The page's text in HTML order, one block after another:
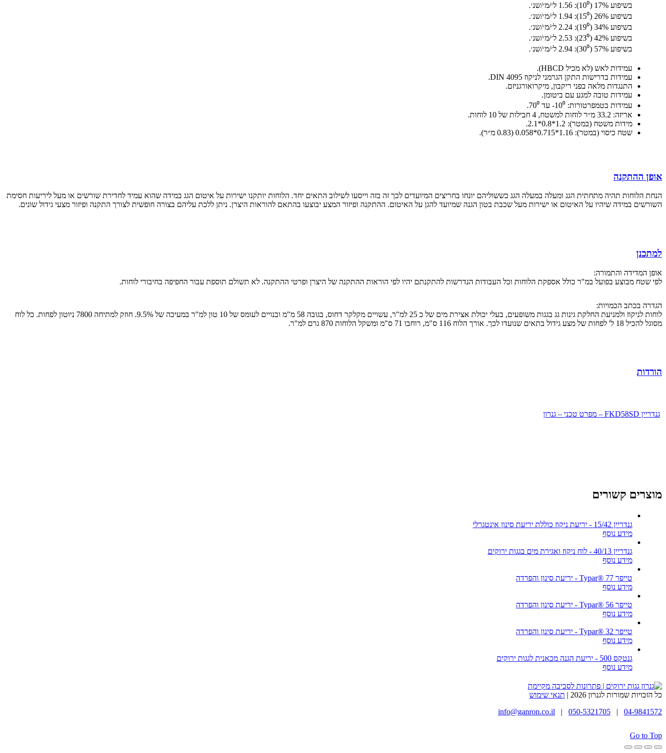
בשיפוע 17% (10⁰): 1.56 ל׳/מ׳/שנ׳.
בשיפוע 26% (15⁰): 1.94 ל׳/מ׳/שנ׳.
בשיפוע 34% (19⁰): 2.24 ל׳/מ׳/שנ׳.
בשיפוע 42% (23⁰): 2.53 ל׳/מ׳/שנ׳.
בשיפוע 57% (30⁰): 2.94 ל׳/מ׳/שנ׳.
עמידות לאש (לא מכיל HBCD).
עמידות בדרישות התקן הגרמני לניקוז DIN 4095.
התנגדות מלאה בפני ריקבון, מיקרואורגניזם.
עמידות טובה למגע עם ביטומן.
עמידות בטמפרטורות: 10⁰- עד 70⁰.
אריזה: 33.2 מ״ר לוחות למשטח, 4 חבילות של 10 לוחות.
מידות משטח (במטר): 1.2*0.8*2.1.
שטח כיסוי (במטר): 1.16*0.715*0.058 (0.83 מ״ר).
אופן ההתקנה
הנחת הלוחות תהיה מתחתית הגג ומעלה במעלה הגג כששוליהם יונחו בחריצים המיועדים לכך זה בזה וייסעו לשילוב התאים יחד. הלוחות יותקנו ישירות על איטום הגג במידה שהוא עמיד לחדירת שורשים או מעל ליריעות חסימת
השורשים במידה שיהיו על האיטום או ישירות מעל שכבת בטון הגנה שמיועד להגן על האיטום. ההתקנה ופיזור המצע יבוצעו בהתאם להוראות היצרן. ניתן ללכת עליהם בצורה חופשית לצורך התקנה ופיזור מצעי גידול שונים.
למתכנן
אופן המדידה והתמורה:
לפי שטח מבוצע בפועל במ"ר כולל אספקת הלוחות וכל העבודות הנדרשות להתקנתם יהיו לפי הוראות ההתקנה של היצרן ופרטי ההתקנה. לא תשולם תוספת עבור החפיפה בחיבורי לוחות.
הגדרה בכתב הכמויות:
לוחות לניקוז ולמניעת החלקת גינות גג בגגות משופעים, בעלי יכולת אצירת מים של כ 25 למ"ר, עשויים מקלקר דחוס, בגובה 58 מ"מ ובנויים לעומס של 10 טון למ"ר במעיכה של 9.5%. חוזק למתיחה 7800 ניוטון לפחות. כל לוח
מסוגל להכיל 18 ל' לפחות של מצע גידול בתאים שנועדו לכך. אורך הלוח 116 ס"מ, רוחבו 71 ס"מ ומשקל הלוחות 870 גרם למ"ר.
הורדות
גנדריין FKD58SD – מפרט טכני – גנרון
מוצרים קשורים
גנדריין 15/42 - יריעת ניקוז כוללת יריעת סינון אינטגרלי
מידע נוסף
גנדריין 40/13 - לוח ניקוז ואגירת מים בגגות ירוקים
מידע נוסף
טייפר Typar® 77 - יריעת סינון והפרדה
מידע נוסף
טייפר Typar® 56 - יריעת סינון והפרדה
מידע נוסף
טייפר Typar® 32 - יריעת סינון והפרדה
מידע נוסף
גנטקס 500 - יריעת הגנה מכאנית לגגות ירוקים
מידע נוסף
כל הזכויות שמורות לגנרון 2026 |
תנאי שימוש
04-9841572
|
050-5321705
|
info@ganron.co.il
Go to Top